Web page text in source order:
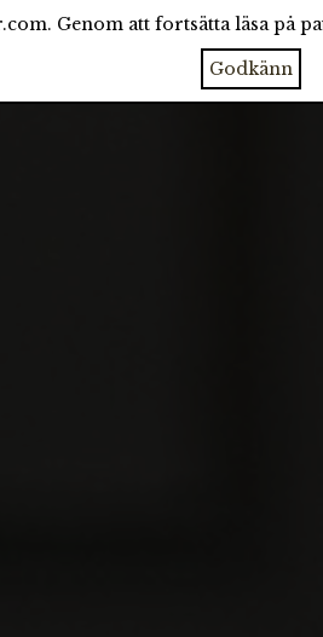
Genom att fortsätta läsa på
Godkänn
CATEGORIES ARCHIVE